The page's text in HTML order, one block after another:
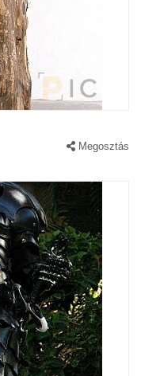
Megosztás